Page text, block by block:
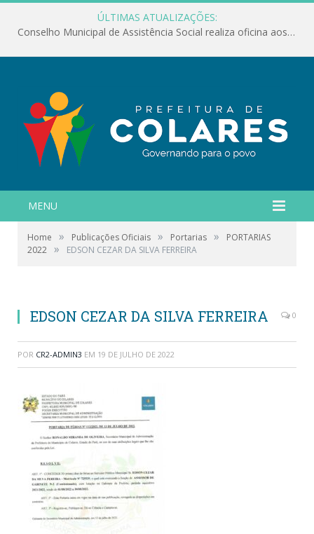
ÚLTIMAS ATUALIZAÇÕES:
Conselho Municipal de Assistência Social realiza oficina aos servidores
MENU
Home » Publicações Oficiais » Portarias »
PORTARIAS
2022 » EDSON CEZAR DA SILVA FERREIRA
EDSON CEZAR DA SILVA FERREIRA 0
POR CR2-ADMIN3 EM 19 DE JULHO DE 2022